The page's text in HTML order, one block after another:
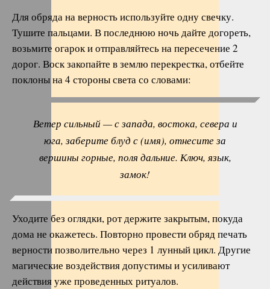
Для обряда на верность используйте одну свечку.
Тушите пальцами. В последнюю ночь дайте догореть,
возьмите огарок и отправляйтесь на пересечение 2
дорог. Воск закопайте в землю перекрестка, отбейте
поклоны на 4 стороны света со словами:
Ветер сильный — с запада, востока, севера и
юга, заберите блуд с (имя), отнесите за
вершины горные, поля дальние. Ключ, язык,
замок!
Уходите без оглядки, рот держите закрытым, покуда
дома не окажетесь. Повторно провести обряд печать
верности позволительно через 1 лунный цикл. Другие
магические воздействия допустимы и усиливают
действия уже проведенных ритуалов.